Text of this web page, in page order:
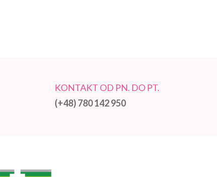
KONTAKT OD PN. DO PT.
(+48) 780 142 950